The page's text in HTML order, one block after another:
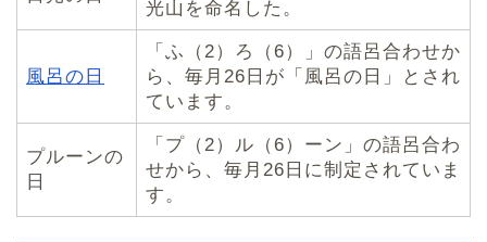
光山を命名した。
風呂の日
「ふ（2）ろ（6）」の語呂合わせか
ら、毎月26日が「風呂の日」とされ
ています。
プルーンの
日
「プ（2）ル（6）ーン」の語呂合わ
せから、毎月26日に制定されていま
す。